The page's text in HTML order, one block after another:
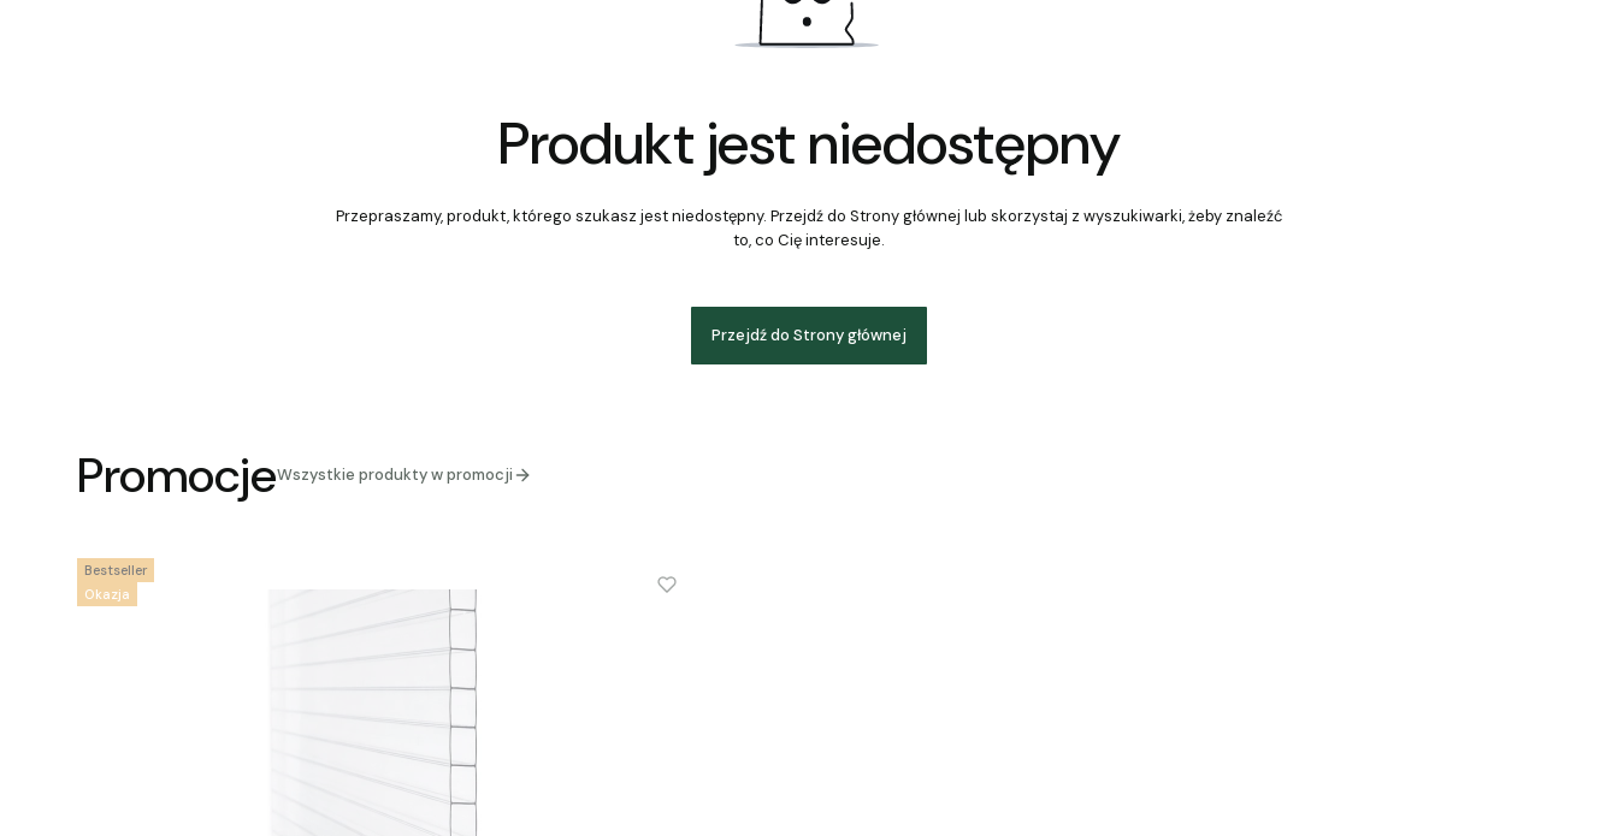
Produkt jest niedostępny
Przepraszamy, produkt, którego szukasz jest niedostępny. Przejdź do Strony głównej lub skorzystaj z wyszukiwarki, żeby znaleźć
to, co Cię interesuje.
Przejdź do Strony głównej
PromocjeWszystkie produkty w promocji
Okazja
Bestseller